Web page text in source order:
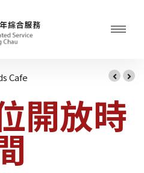
Cafe
開放時